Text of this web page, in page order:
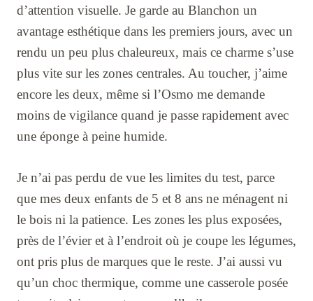
d’attention visuelle. Je garde au Blanchon un
avantage esthétique dans les premiers jours, avec un
rendu un peu plus chaleureux, mais ce charme s’use
plus vite sur les zones centrales. Au toucher, j’aime
encore les deux, même si l’Osmo me demande
moins de vigilance quand je passe rapidement avec
une éponge à peine humide.
Je n’ai pas perdu de vue les limites du test, parce
que mes deux enfants de 5 et 8 ans ne ménagent ni
le bois ni la patience. Les zones les plus exposées,
près de l’évier et à l’endroit où je coupe les légumes,
ont pris plus de marques que le reste. J’ai aussi vu
qu’un choc thermique, comme une casserole posée